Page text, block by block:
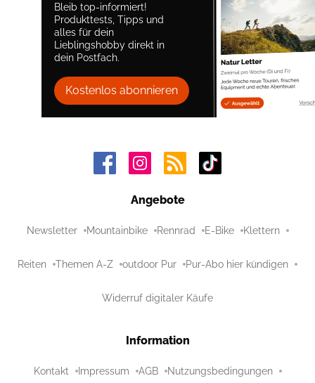
Bleib top-informiert!
Produkttests, Tipps und
alles für dein
Lieblingshobby direkt in
dein Postfach.
Kostenlos abonnieren
Angebote
Newsletter Mountainbike Rennrad E-Bike Klettern
Reiten Themen A-Z outdoor Pur Pur-Abo hier kündigen
Widerruf digitaler Käufe
Information
Kontakt Impressum AGB Nutzungsbedingungen